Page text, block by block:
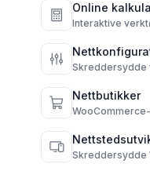
Online
Interaktive
konverteringer.
Skreddersydde
Nettbutikker
Skreddersydde